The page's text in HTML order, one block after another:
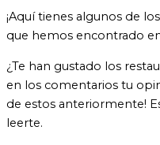
¡Aquí tienes algunos de
que hemos encontrado
¿Te han gustado los
en los comentarios tu
de estos anteriormente!
leerte.